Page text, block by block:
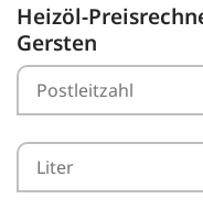
Heizöl-
Gersten